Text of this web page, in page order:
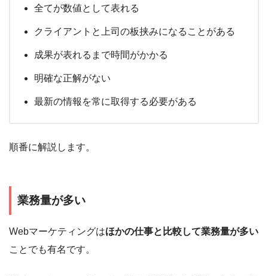
全てが数値として表れる
クライアントと上司の板挟みになることがある
成果が表れるまで時間がかかる
明確な正解がない
最新の情報を常に取得する必要がある
順番に解説します。
業務量が多い
Webマーケティングはほかの仕事と比較して業務量が多い
ことでも有名です。